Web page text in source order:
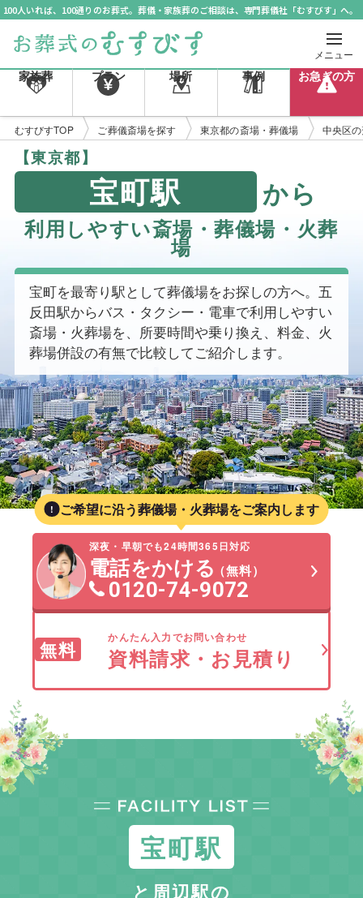
100人いれば、100通りのお葬式。葬儀・家族葬のご相談は、専門葬儀社「むすびす」へ。
メニュー
家族葬 プラン 場所 事例 お急ぎの方
むすびすTOP ご葬儀斎場を探す 東京都の斎場・葬儀場 中央区
【東京都】
宝町駅 から
利用しやすい斎場・葬儀場・火葬
場
宝町を最寄り駅として葬儀場をお探しの方へ。五
反田駅からバス・タクシー・電車で利用しやすい
斎場・火葬場を、所要時間や乗り換え、料金、火
葬場併設の有無で比較してご紹介します。
ご希望に沿う葬儀場・火葬場をご案内します
深夜・早朝でも24時間365日対応
電話をかける（無料）
0120-74-9072
無料
かんたん入力でお問い合わせ
資料請求・お見積り
宝町駅
と周辺駅の